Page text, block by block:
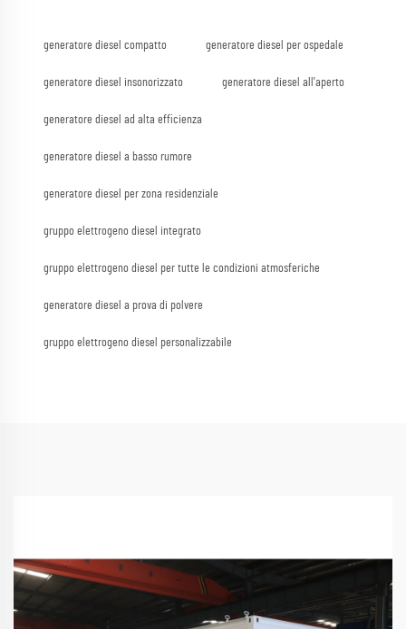
generatore diesel compatto generatore diesel per ospedale
generatore diesel insonorizzato generatore diesel all'aperto
generatore diesel ad alta efficienza
generatore diesel a basso rumore
generatore diesel per zona residenziale
gruppo elettrogeno diesel integrato
gruppo elettrogeno diesel per tutte le condizioni atmosferiche
generatore diesel a prova di polvere
gruppo elettrogeno diesel personalizzabile